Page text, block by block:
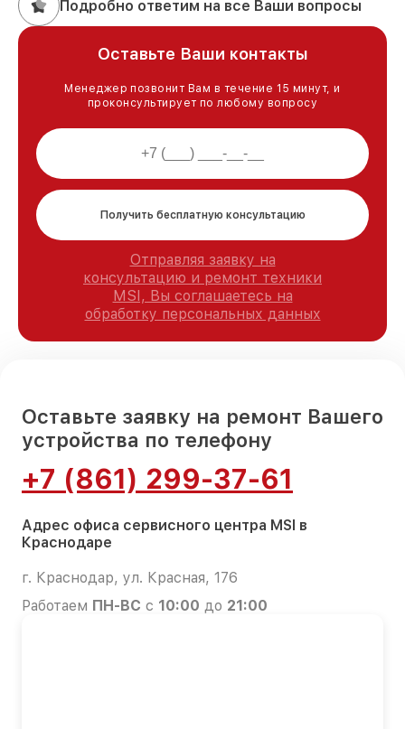
Подробно ответим на все Ваши вопросы
Оставьте Ваши контакты
Менеджер позвонит Вам в течение 15 минут, и
проконсультирует по любому вопросу
Получить бесплатную консультацию
Отправляя заявку на
консультацию и ремонт техники
MSI, Вы соглашаетесь на
обработку персональных данных
Оставьте заявку на ремонт Вашего
устройства по телефону
+7 (861) 299-37-61
Адрес офиса сервисного центра MSI в
Краснодаре
г. Краснодар, ул. Красная, 176
Работаем ПН-ВС с 10:00 до 21:00